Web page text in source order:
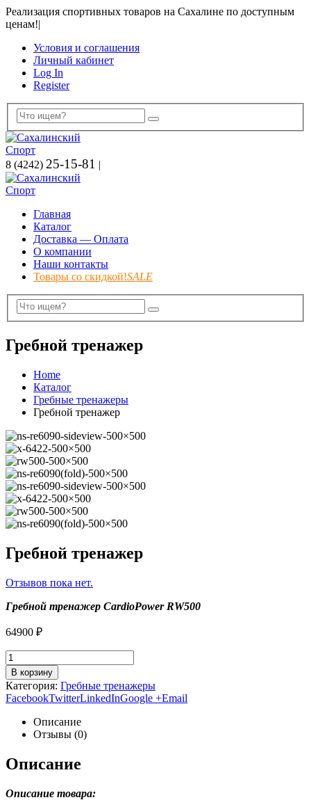
Реализация спортивных товаров на Сахалине по доступным
ценам!|
Условия и соглашения
Личный кабинет
Log In
Register
8 (4242) 25-15-81 |
Главная
Каталог
Доставка — Оплата
О компании
Наши контакты
Товары со скидкой!SALE
Гребной тренажер
Home
Каталог
Гребные тренажеры
Гребной тренажер
Гребной тренажер
Отзывов пока нет.
Гребной тренажер CardioPower RW500
64900 ₽
В корзину
Категория: Гребные тренажеры
FacebookTwitterLinkedInGoogle +Email
Описание
Отзывы (0)
Описание
Описание товара: